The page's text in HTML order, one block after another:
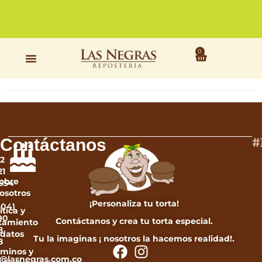
físicas
0
Robledo Diamante
Contáctanos
y
y
¡Personaliza tu torta!
Contáctanos y crea tu torta especial.
Tu la imaginas ¡ nosotros la hacemos realidad!.